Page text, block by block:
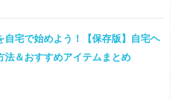
自宅で始めよう！【保存版】自宅ヘ
法＆おすすめアイテムまとめ